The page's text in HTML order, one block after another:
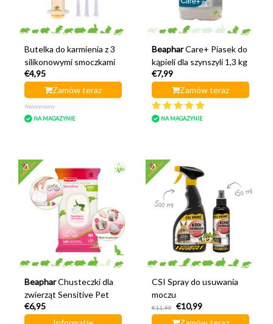
Butelka do karmienia z 3
silikonowymi smoczkami
€4,95
Zamów teraz
Nieoceniony
NA MAGAZYNIE
Beaphar Care+ Piasek do
kąpieli dla szynszyli 1,3 kg
€7,99
Zamów teraz
NA MAGAZYNIE
Beaphar Chusteczki dla
zwierząt Sensitive Pet
€6,95
CSI Spray do usuwania
moczu
€11,99
€10,99